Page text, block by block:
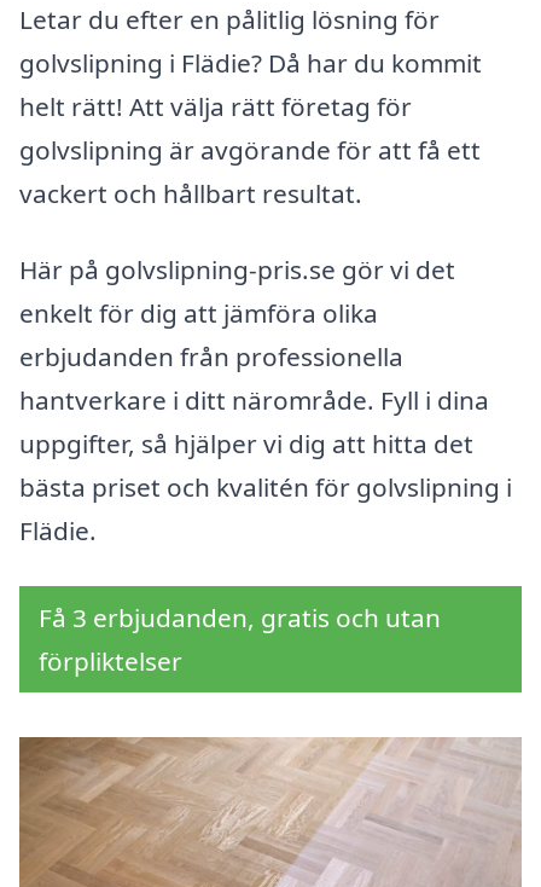
Letar du efter en pålitlig lösning för
golvslipning i Flädie? Då har du kommit
helt rätt! Att välja rätt företag för
golvslipning är avgörande för att få ett
vackert och hållbart resultat.
Här på golvslipning-pris.se gör vi det
enkelt för dig att jämföra olika
erbjudanden från professionella
hantverkare i ditt närområde. Fyll i dina
uppgifter, så hjälper vi dig att hitta det
bästa priset och kvalitén för golvslipning i
Flädie.
Få 3 erbjudanden, gratis och utan
förpliktelser